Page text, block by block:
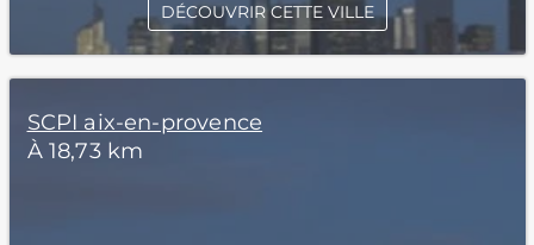
DÉCOUVRIR CETTE VILLE
SCPI aix-en-provence
À 18,73 km